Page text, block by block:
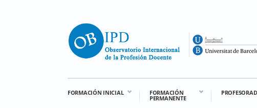
FORMACIÓN INICIAL FORMACIÓN
PERMANENTE